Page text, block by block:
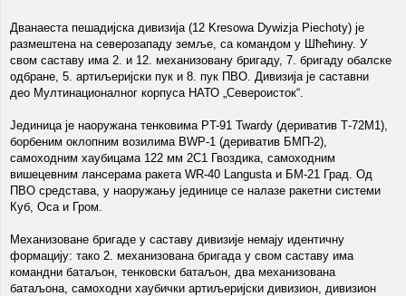
Дванаеста пешадијска дивизија (12 Kresowa Dywizja Piechoty) је
размештена на северозападу земље, са командом у Шћећину. У
свом саставу има 2. и 12. механизовану бригаду, 7. бригаду обалске
одбране, 5. артиљеријски пук и 8. пук ПВО. Дивизија је саставни
део Мултинационалног корпуса НАТО „Североисток“.
Јединица је наоружана тенковима PT-91 Twardy (дериватив Т-72М1),
борбеним оклопним возилима BWP-1 (дериватив БМП-2),
самоходним хаубицама 122 мм 2С1 Гвоздика, самоходним
вишецевним лансерама ракета WR-40 Langusta и БМ-21 Град. Од
ПВО средстава, у наоружању јединице се налазе ракетни системи
Куб, Оса и Гром.
Механизоване бригаде у саставу дивизије немају идентичну
формацију: тако 2. механизована бригада у свом саставу има
командни батаљон, тенковски батаљон, два механизована
батаљона, самоходни хаубички артиљеријски дивизион, дивизион